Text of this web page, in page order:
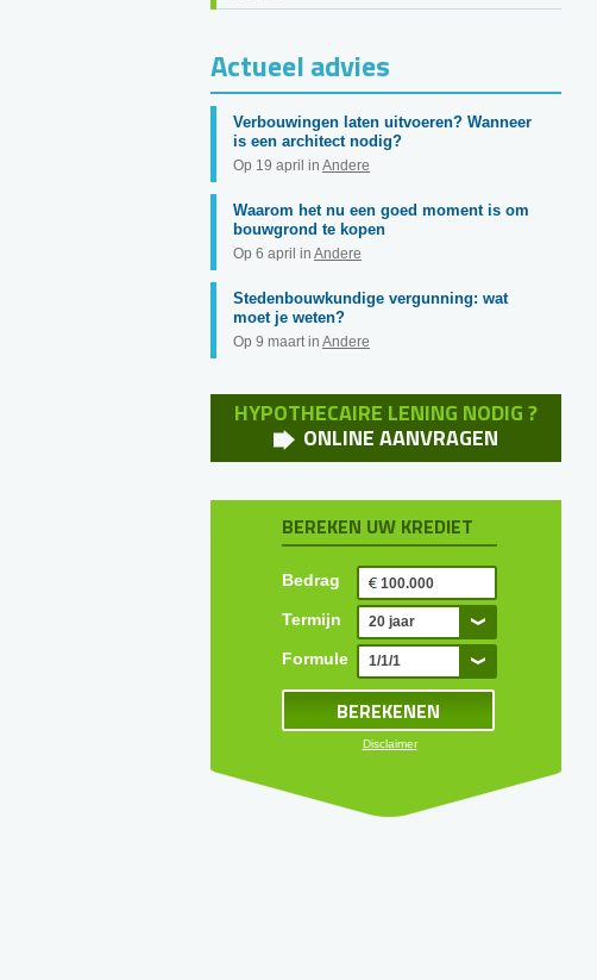
Actueel advies
Verbouwingen laten uitvoeren? Wanneer
is een architect nodig?
Op 19 april in Andere
Waarom het nu een goed moment is om
bouwgrond te kopen
Op 6 april in Andere
Stedenbouwkundige vergunning: wat
moet je weten?
Op 9 maart in Andere
HYPOTHECAIRE LENING NODIG ?
ONLINE AANVRAGEN
BEREKEN UW KREDIET
Bedrag
Termijn 20 jaar
Formule 1/1/1
Disclaimer